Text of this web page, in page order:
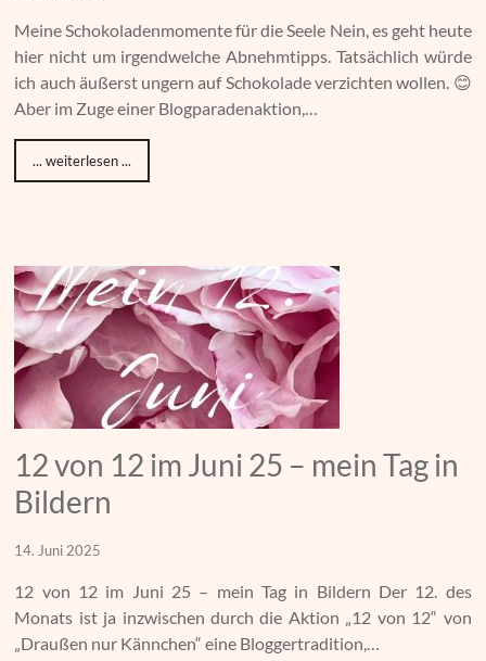
Meine Schokoladenmomente für die Seele Nein, es geht heute
hier nicht um irgendwelche Abnehmtipps. Tatsächlich würde
ich auch äußerst ungern auf Schokolade verzichten wollen. 😊
Aber im Zuge einer Blogparadenaktion,…
... weiterlesen ...
12 von 12 im Juni 25 – mein Tag in
Bildern
14. Juni 2025
12 von 12 im Juni 25 – mein Tag in Bildern Der 12. des
Monats ist ja inzwischen durch die Aktion „12 von 12“ von
„Draußen nur Kännchen“ eine Bloggertradition,…